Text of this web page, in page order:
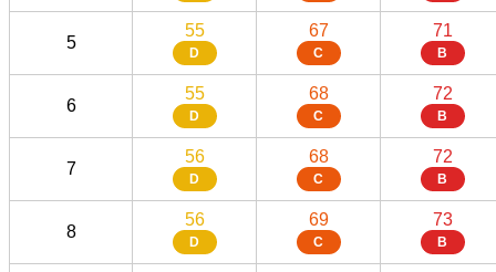
5
55
D
67
C
71
B
6
55
D
68
C
72
B
7
56
D
68
C
72
B
8
56
D
69
C
73
B